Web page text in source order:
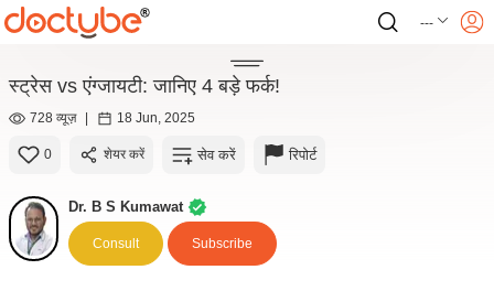
---
स्ट्रेस vs एंग्जायटी: जानिए 4 बड़े फर्क!
728 व्यूज़ | 18 Jun, 2025
0 शेयर करें सेव करें रिपोर्ट
Dr. B S Kumawat
Consult Subscribe